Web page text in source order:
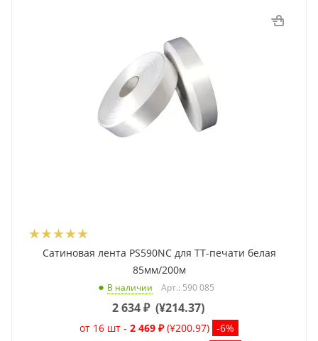
Сатиновая лента PS590NC для ТТ-печати белая
85мм/200м
В наличии Арт.: 590 085
2 634₽ (¥214.37)
от 16 шт - 2 469 ₽ (¥200.97) -6%